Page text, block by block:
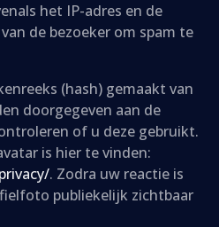
het IP-adres en de
de bezoeker om spam te
(hash) gemaakt van
doorgegeven aan de
of u deze gebruikt.
is hier te vinden:
. Zodra uw reactie is
publiekelijk zichtbaar